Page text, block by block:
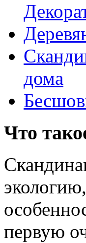
дома
Что
первую